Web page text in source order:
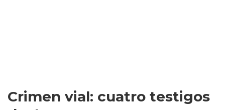
Crimen vial: cuatro testigos